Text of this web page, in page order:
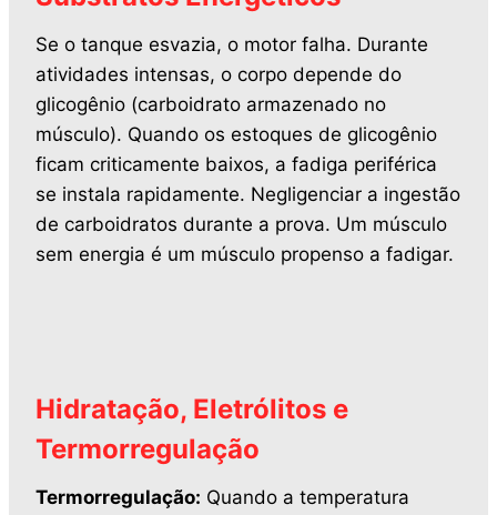
Se o tanque esvazia, o motor falha. Durante
atividades intensas, o corpo depende do
glicogênio (carboidrato armazenado no
músculo). Quando os estoques de glicogênio
ficam criticamente baixos, a fadiga periférica
se instala rapidamente. Negligenciar a ingestão
de carboidratos durante a prova. Um músculo
sem energia é um músculo propenso a fadigar.
Hidratação, Eletrólitos e
Termorregulação
Termorregulação: Quando a temperatura